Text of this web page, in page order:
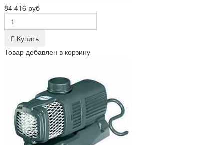
84 416 руб
Купить
Товар добавлен в корзину